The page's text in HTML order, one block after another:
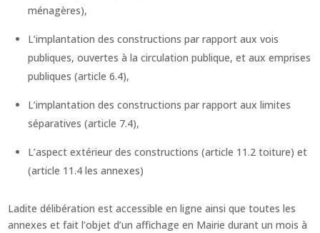
ménagères),
L’implantation des constructions par rapport aux vois
publiques, ouvertes à la circulation publique, et aux emprises
publiques (article 6.4),
L’implantation des constructions par rapport aux limites
séparatives (article 7.4),
L’aspect extérieur des constructions (article 11.2 toiture) et
(article 11.4 les annexes)
Ladite délibération est accessible en ligne ainsi que toutes les
annexes et fait l’objet d’un affichage en Mairie durant un mois à